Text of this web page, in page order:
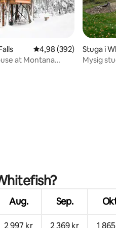
omdömen
4,98 av 5 i
4,98 (392)
at Montana
Stuga i
Mysig
Aug. Sep.
2 997 kr 2 369 kr 1